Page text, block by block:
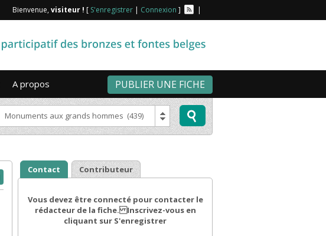
Bienvenue,visiteur ! [ S'enregistrer | Connexion ] |
A propos PUBLIER UNE FICHE
Monuments aux grands hommes (439)
Contact Contributeur
Vous devez être connecté pour contacter le
rédacteur de la fiche. Inscrivez-vous en
cliquant sur S'enregistrer